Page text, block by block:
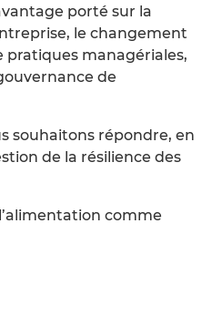
porté sur la
le changement
managériales,
de
souhaitons répondre, en
de la résilience des
comme